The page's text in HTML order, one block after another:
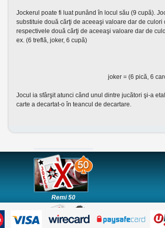
Jockerul poate fi luat punând în locul său (9 cupă).
substituie două cărţi de aceeaşi valoare dar de
respectivele două cărţi de aceeaşi valoare dar de
ex. (6 treflă, joker, 6 cupă)
joker = (6 pică, 6
Jocul ia sfârşit atunci când unul dintre jucători şi-a
carte a decartat-o în teancul de decartare.
Remi 50